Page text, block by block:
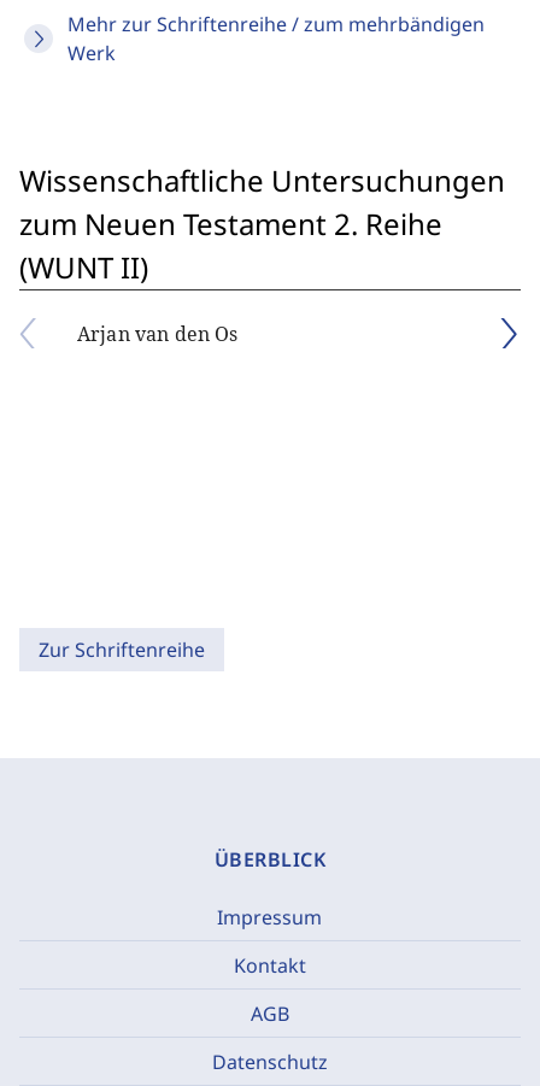
Mehr zur Schriftenreihe / zum mehrbändigen
Werk
Wissenschaftliche Untersuchungen
zum Neuen Testament 2. Reihe
(WUNT II)
Arjan van den Os
Zur Schriftenreihe
ÜBERBLICK
Impressum
Kontakt
AGB
Datenschutz